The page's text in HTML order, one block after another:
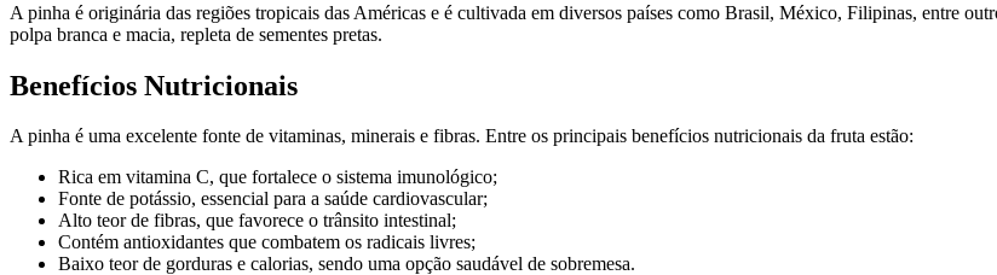
A pinha é originária das regiões tropicais das Américas e é cultivada em diversos países como Brasil, México, Filipinas, entre
polpa branca e macia, repleta de sementes pretas.
Benefícios Nutricionais
A pinha é uma excelente fonte de vitaminas, minerais e fibras. Entre os principais benefícios nutricionais da fruta estão:
Rica em vitamina C, que fortalece o sistema imunológico;
Fonte de potássio, essencial para a saúde cardiovascular;
Alto teor de fibras, que favorece o trânsito intestinal;
Contém antioxidantes que combatem os radicais livres;
Baixo teor de gorduras e calorias, sendo uma opção saudável de sobremesa.